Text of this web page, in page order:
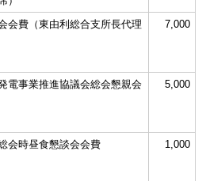
会費（東由利総合支所長代理
7,000
電事業推進協議会総会懇親会
5,000
会時昼食懇談会会費 1,000